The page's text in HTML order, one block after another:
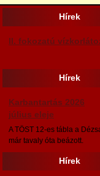
Hírek
II. fokozatú
Hírek
Karbantartás 2026
július eleje
A TÖST 12-es tábla a
már tavaly óta beázott.
Hírek